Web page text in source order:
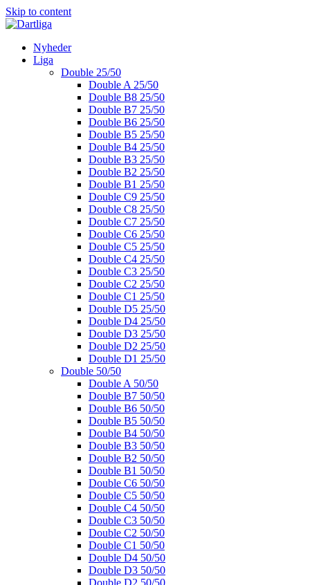
Skip to content
Nyheder
Liga
Double 25/50
Double A 25/50
Double B8 25/50
Double B7 25/50
Double B6 25/50
Double B5 25/50
Double B4 25/50
Double B3 25/50
Double B2 25/50
Double B1 25/50
Double C9 25/50
Double C8 25/50
Double C7 25/50
Double C6 25/50
Double C5 25/50
Double C4 25/50
Double C3 25/50
Double C2 25/50
Double C1 25/50
Double D5 25/50
Double D4 25/50
Double D3 25/50
Double D2 25/50
Double D1 25/50
Double 50/50
Double A 50/50
Double B7 50/50
Double B6 50/50
Double B5 50/50
Double B4 50/50
Double B3 50/50
Double B2 50/50
Double B1 50/50
Double C6 50/50
Double C5 50/50
Double C4 50/50
Double C3 50/50
Double C2 50/50
Double C1 50/50
Double D4 50/50
Double D3 50/50
Double D2 50/50